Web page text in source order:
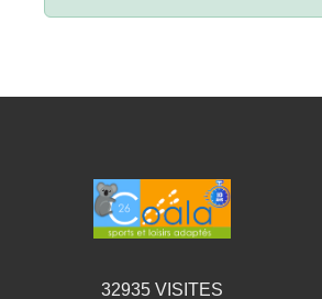
32935VISITES